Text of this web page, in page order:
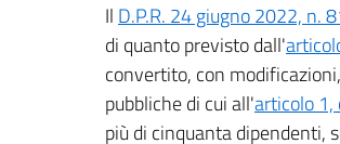
Il D.P.R. 24 giugno 2022, n.
di quanto previsto dall'
convertito, con
pubbliche di cui all'articolo
più di cinquanta dipendenti,